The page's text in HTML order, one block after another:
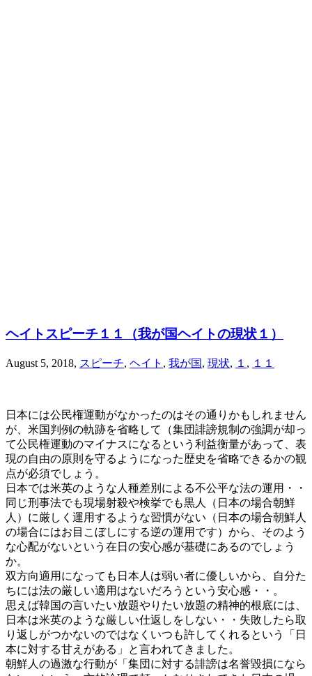
ヘイトスピーチ１１（我が国ヘイトの現状１）
August 5, 2018, スピーチ, ヘイト , 我が国, 現状, １ , １１
日本には公民権運動がなかったのはその通りかもしれません
が、米国判例の軌跡を省略して（集団誹謗規制の強調が却っ
て公民権運動のマイナスになるという利益衡量があって、表
現の自由の原則を守るようになった歴史を省略できるかの観
点が必須でしょう。
日本では米英のような人種差別による不公平な法の運用・・
同じ刑事法でも現場射殺や検挙でも黒人（日本の場合朝鮮
人）に厳しく運用するような習慣がない（日本の場合朝鮮人
の場合にはお目こぼしにする逆の運用です）から、そのよう
な心配がないという在日の安心感が基礎にあるのでしょう
か。
双方向適用になっても日本人は弱い者に優しいから、自分た
ちには法の厳しい適用はないだろうという安心感・・。
思えば韓国の言いたい放題やりたい放題の精神的根底には、
日本は米英のような厳しい仕返しをしない・・失敗したら取
り返しがつかないのではなくいつも許してくれるという「日
本に対する甘えがある」と言われてきました。
朝鮮人の過激な行動が「集団に対する誹謗は名誉毀損になら